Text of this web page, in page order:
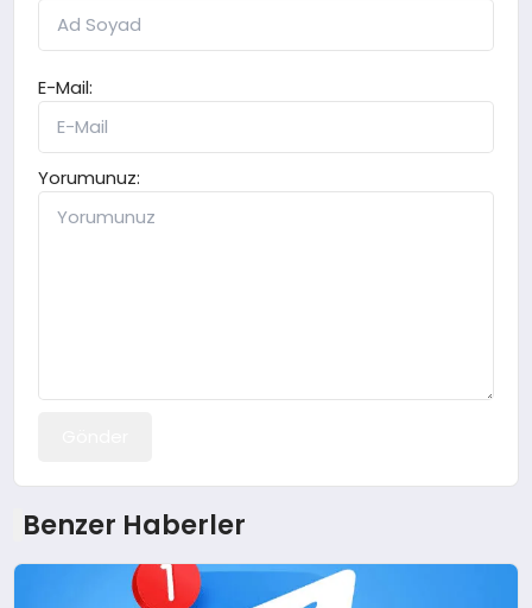
E-Mail:
Yorumunuz:
Benzer Haberler